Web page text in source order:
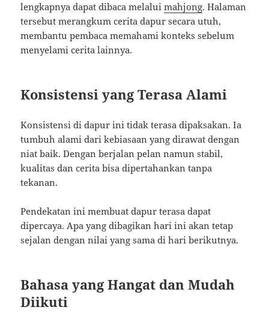
lengkapnya dapat dibaca melaluimahjong. Halaman
tersebut merangkum cerita dapur secara utuh,
membantu pembaca memahami konteks sebelum
menyelami cerita lainnya.
Konsistensi yang Terasa Alami
Konsistensi di dapur ini tidak terasa dipaksakan. Ia
tumbuh alami dari kebiasaan yang dirawat dengan
niat baik. Dengan berjalan pelan namun stabil,
kualitas dan cerita bisa dipertahankan tanpa
tekanan.
Pendekatan ini membuat dapur terasa dapat
dipercaya. Apa yang dibagikan hari ini akan tetap
sejalan dengan nilai yang sama di hari berikutnya.
Bahasa yang Hangat dan Mudah
Diikuti